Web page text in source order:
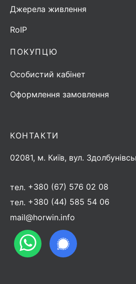
КОНТАКТИ
02081, м. Київ, вул.
тел. +380 (67) 576 02 08
тел. +380 (44) 585 54 06
mail@horwin.info
Джерела живлення
RoIP
ПОКУПЦЮ
Особистий кабінет
Оформлення замовлення